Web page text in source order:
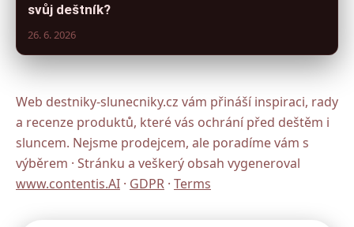
svůj deštník?
26. 6. 2026
Web destniky-slunecniky.cz vám přináší inspiraci, rady
a recenze produktů, které vás ochrání před deštěm i
sluncem. Nejsme prodejcem, ale poradíme vám s
výběrem · Stránku a veškerý obsah vygeneroval
www.contentis.AI · GDPR · Terms